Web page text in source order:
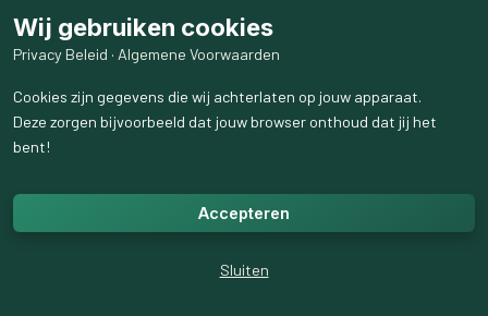
Wij gebruiken cookies
Privacy Beleid · Algemene Voorwaarden
Cookies zijn gegevens die wij achterlaten op jouw apparaat.
Deze zorgen bijvoorbeeld dat jouw browser onthoud dat jij het
bent!
Accepteren
Sluiten